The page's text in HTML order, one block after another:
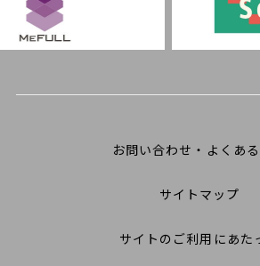
お問い合わせ・よくあ
サイトマップ
サイトのご利用にあた